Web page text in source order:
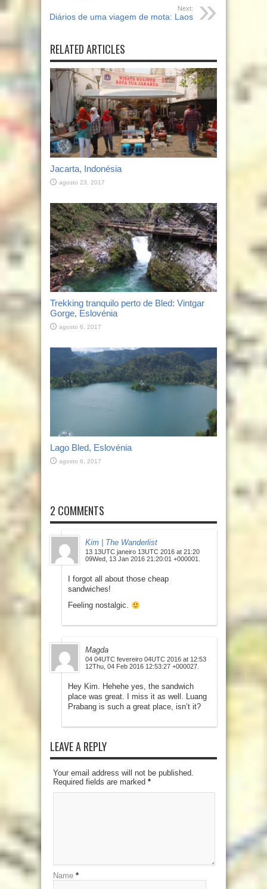
Next:
Diários de uma viagem de mota: Laos
RELATED ARTICLES
Jacarta, Indonésia
agosto 23, 2017
Trekking tranquilo perto de Bled: Vintgar
Gorge, Eslovénia
agosto 6, 2017
Lago Bled, Eslovénia
agosto 6, 2017
2 COMMENTS
Kim | The Wanderlist
13 13UTC janeiro 13UTC 2016 at 21:20
09Wed, 13 Jan 2016 21:20:01 +000001.
I forgot all about those cheap
sandwiches!
Feeling nostalgic.
Magda
04 04UTC fevereiro 04UTC 2016 at 12:53
12Thu, 04 Feb 2016 12:53:27 +000027.
Hey Kim. Hehehe yes, the sandwich
place was great. I miss it as well. Luang
Prabang is such a great place, isn’t it?
LEAVE A REPLY
Your email address will not be published.
Required fields are marked *
Name *